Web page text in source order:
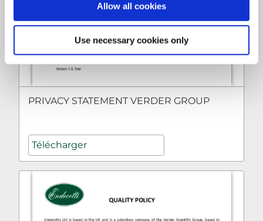
Allow all cookies
Use necessary cookies only
PRIVACY STATEMENT VERDER GROUP
Télécharger